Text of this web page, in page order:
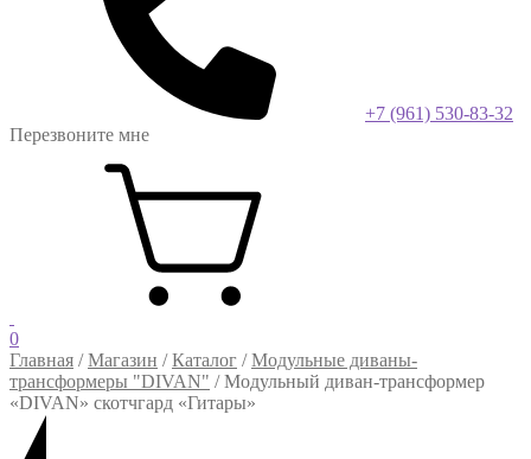
+7 (961) 530-83-32
Перезвоните мне
0
Главная /Магазин /Каталог /Модульные диваны-
трансформеры "DIVAN" /Модульный диван-трансформер
«DIVAN» скотчгард «Гитары»